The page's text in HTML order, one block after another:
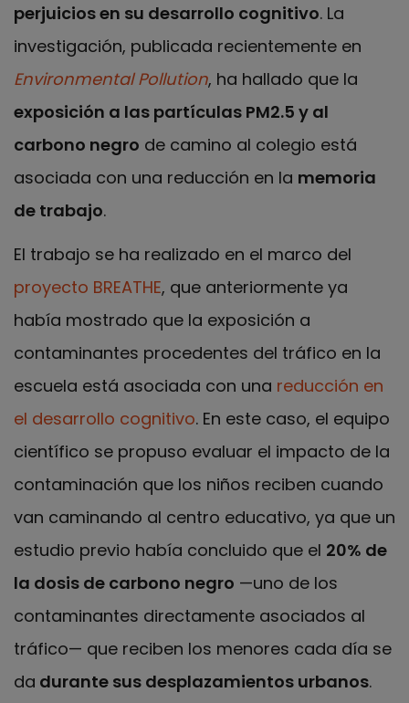
perjuicios en su desarrollo cognitivo. La
investigación, publicada recientemente en
Environmental Pollution, ha hallado que la
exposición a las partículas PM2.5 y al
carbono negro de camino al colegio está
asociada con una reducción en la memoria
de trabajo.
El trabajo se ha realizado en el marco del
proyecto BREATHE, que anteriormente ya
había mostrado que la exposición a
contaminantes procedentes del tráfico en la
escuela está asociada con una reducción en
el desarrollo cognitivo. En este caso, el equipo
científico se propuso evaluar el impacto de la
contaminación que los niños reciben cuando
van caminando al centro educativo, ya que un
estudio previo había concluido que el 20% de
la dosis de carbono negro —uno de los
contaminantes directamente asociados al
tráfico— que reciben los menores cada día se
da durante sus desplazamientos urbanos.